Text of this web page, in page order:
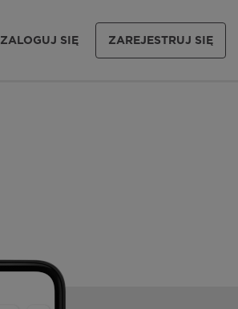
ZALOGUJ SIĘ ZAREJESTRUJ SIĘ